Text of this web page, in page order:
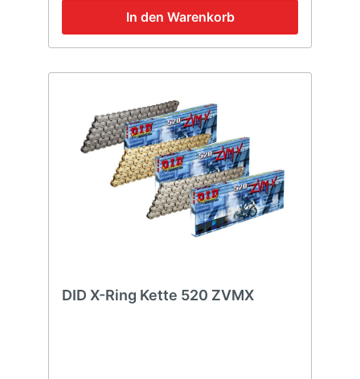
In den Warenkorb
DID X-Ring Kette 520 ZVMX